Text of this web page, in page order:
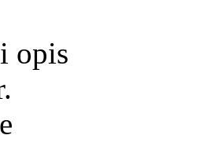
opis